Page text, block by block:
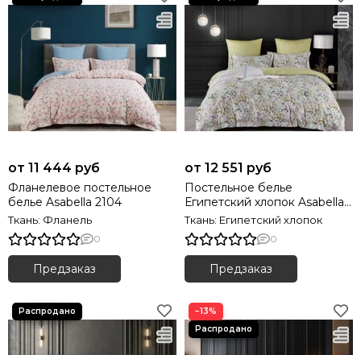
от 11 444 руб
Фланелевое постельное
белье Asabella 2104
Ткань: Фланель
0
Предзаказ
от 12 551 руб
Постельное белье
Египетский хлопок Asabella
2110 Premium
Ткань: Египетский хлопок
0
Предзаказ
−13%